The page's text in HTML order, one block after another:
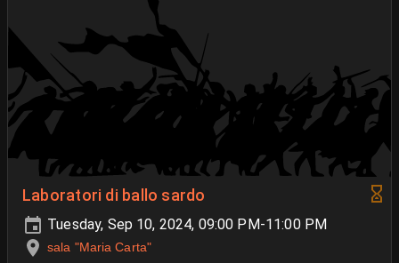
Laboratori di ballo sardo
Tuesday, Sep 10, 2024, 09:00 PM-11:00 PM
sala "Maria Carta"